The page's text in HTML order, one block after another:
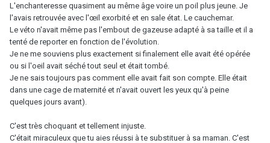
L'enchanteresse quasiment au même âge voire un poil plus jeune. Je
l'avais retrouvée avec l'œil exorbité et en sale état. Le cauchemar.
Le véto n'avait même pas l'embout de gazeuse adapté à sa taille et il a
tenté de reporter en fonction de l'évolution.
Je ne me souviens plus exactement si finalement elle avait été opérée
ou si l'oeil avait séché tout seul et était tombé.
Je ne sais toujours pas comment elle avait fait son compte. Elle était
dans une cage de maternité et n'avait ouvert les yeux qu'à peine
quelques jours avant).
C'est très choquant et tellement injuste.
C'était miraculeux que tu aies réussi à te substituer à sa maman. C'est